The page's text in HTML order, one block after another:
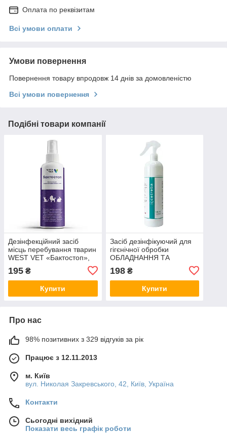
Оплата по реквізитам
Всі умови оплати
Умови повернення
Повернення товару впродовж 14 днів за домовленістю
Всі умови повернення
Подібні товари компанії
Дезінфекційний засіб
місць перебування тварин
WEST VET «Бактостоп»,
195 ₴
Купити
Засіб дезінфікуючий для
гігєнічної обробки
ОБЛАДНАННЯ ТА
ІНСТРУМЕНТАРІЮ West
Vet CETREBA-MI/10 500мл
198₴
Купити
Про нас
98% позитивних з 329 відгуків за рік
Працює з 12.11.2013
м. Київ
вул. Николая Закревського, 42, Київ, Україна
Контакти
Сьогодні вихідний
Показати весь графік роботи